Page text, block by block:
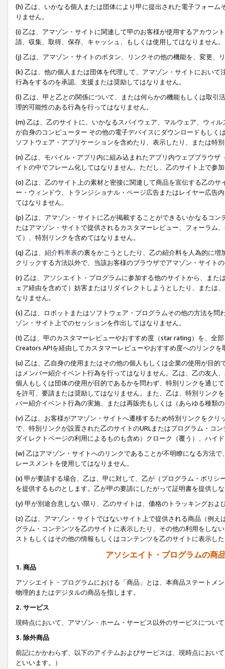
(h) 乙は、いかなる個人または団体により甲に提出された電子フォー
りません。
(i) 乙は、アマゾン・サイトに関連して甲のお客様が使用するアカウン
請、収集、取得、保存、キャッシュ、もしくは使用してはなりません。
(j) 乙は、アマゾン・サイトのボタン、リンクその他の機能を、変更、
(k) 乙は、他の個人または団体を代理して、アマゾン・サイトにおい
行為をするのを承認、支援または奨励してはなりません。
(l) 乙は、甲と乙との関係について、または何らかの機能もしくは取
理的可能性のある行為を行ってはなりません。
(m) 乙は、乙のサイトに、いかなるスパイウェア、マルウェア、ウィ
が自身のコンピューター その他の電子デバイスにダウンロードもし
ソフトウェア・アプリケーションを含めたり、表示したり、または特
(n) 乙は、モバイル・アプリ内に組み込まれたアプリ内ウェブブラウ
イトの中でフレーム化してはなりません。ただし、乙のサイト上で参
(o) 乙は、乙のサイト上の素材と密接に関連して商品を宣伝する乙の
ー・ウィンドウ、トランジショナル・ページ広告またはレイヤー広告
てはなりません。
(p) 乙は、アマゾン・サイトに乙が掲載することができるいかなるコ
たはアマゾン・サイトで提供されるカスタマーレビュー、フォーラム
て）、特別リンクを含めてはなりません。
(q) 乙は、 紹介料率表の裏をかこうとしたり、乙の紹介料を人為的に
クリックする方法以外で、当該お客様のブラウザでアマゾン・サイト
(r) 乙は、アソシエイト・プログラムに参加する他のサイトから、ま
ェア経由を含めて）妨害またはリダイレクトしようとしたり、または
なりません。
(s) 乙は、ロボットまたはソフトウェア・プログラムその他の方法を
ゾン・サイト上でのセッションを作出してはなりません。
(t) 乙は、甲のカスタマーレビューやおすすめ度（star rating）を、全
Creators APIを経由してカスタマーレビューやおすすめ度へのリンクを
(u) 乙は、乙自身の使用またはその他の個人もしくは企業の使用が目
はメンバー紹介イベント行為を行ってはなりません。乙は、乙の友人
個人もしくは団体の使用が目的であるかを問わず、特別リンクを通じ
を許可、要請または奨励してはなりません。また、乙は、特別リンク
バー紹介イベント行為の実施、または再販売もしくは（あらゆる種類
(v) 乙は、お客様がアマゾン・サイトへ遷移するため特別リンクをク
で、特別リンクが設置された乙のサイトのURLまたはプログラム・コ
ダイレクトページの利用によるものも含め）クローク（覆う）、ハイ
(w) 乙はアマゾン・サイトへのリンクであることが不明瞭になる方法
レースメントを使用してはなりません。
(x) 甲が要請する場合、乙は、甲に対して、乙が（プログラム・ポリ
を提供するものとします。乙が甲の要請にしたがって証明書を提供し
(y) 甲が別途合意しない限り、乙のサイトは、価格のトラッキングお
(z) 乙は、アマゾン・サイトではないサイト上で提供される商品（例
グラム・コンテンツを乙のサイトに表示したり、その他の利用をしな
ストもしくはその他の情報もしくはコンテンツを乙のサイトに表示し
アソシエイト・プログラムの商
1. 商品
アソシエイト・プログラムにおける「商品」とは、本商品ステートメ
物理的またはデジタルの商品を指します。
2. サービス
現時点において、アマゾン・ホーム・サービス以外のサービスについ
3. 除外商品
前記にかかわらず、以下のアイテムおよびサービスは、現時点におい
といいます。）